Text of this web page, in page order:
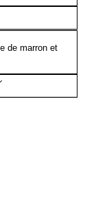
de marron et